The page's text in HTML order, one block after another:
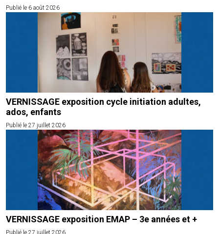
Publié le 6 août 2026
VERNISSAGE exposition cycle initiation adultes,
ados, enfants
Publié le 27 juillet 2026
VERNISSAGE exposition EMAP – 3e années et +
Publié le 27 juillet 2026